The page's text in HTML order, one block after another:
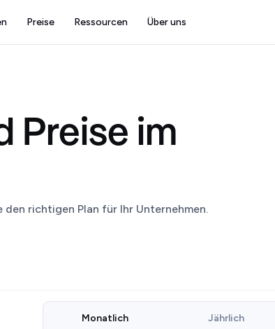
Preise Ressourcen Über uns
Preise im
richtigen Plan für Ihr Unternehmen.
Monatlich Jährlich